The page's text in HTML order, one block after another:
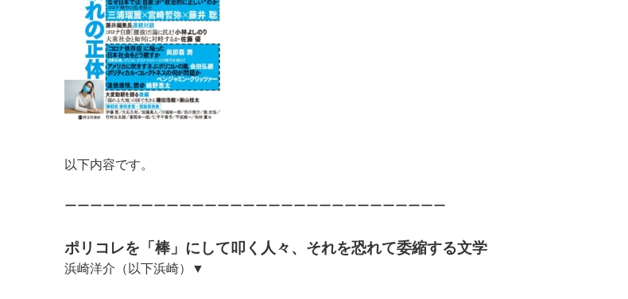
以下内容です。
ーーーーーーーーーーーーーーーーーーーーーーーーーーーーーー
ポリコレを「棒」にして叩く人々、それを恐れて委縮する文学
浜崎洋介（以下浜崎）▼